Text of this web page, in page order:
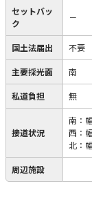
セットバッ
ク
－
国土法届出 不要
主要採光面 南
私道負担 無
接道状況
南：
西：
北：
周辺施設